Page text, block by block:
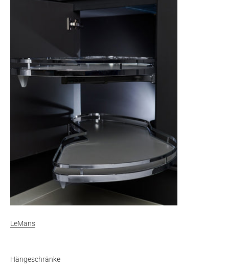
LeMans
Hängeschränke